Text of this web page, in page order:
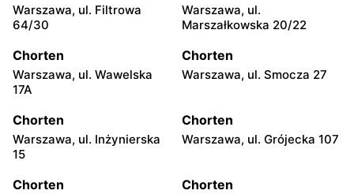
Warszawa, ul. Filtrowa
64/30
Warszawa, ul.
Marszałkowska 20/22
Chorten
Warszawa, ul. Wawelska
17A
Chorten
Warszawa, ul. Smocza 27
Chorten
Warszawa, ul. Inżynierska
15
Chorten
Warszawa, ul. Grójecka 107
Chorten Chorten